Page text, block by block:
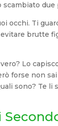
due
occhi. Ti
brutte
Lo
forse non
sono? Te